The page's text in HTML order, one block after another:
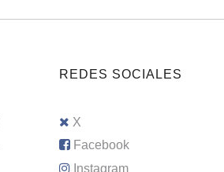
REDES SOCIALES
X
Facebook
Instagram